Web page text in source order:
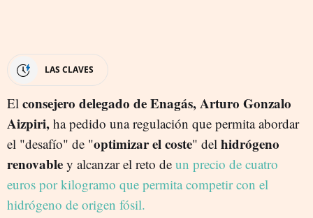
LAS CLAVES
El consejero delegado de Enagás, Arturo Gonzalo
Aizpiri, ha pedido una regulación que permita abordar
el "desafío" de "optimizar el coste" del hidrógeno
renovable y alcanzar el reto de un precio de cuatro
euros por kilogramo que permita competir con el
hidrógeno de origen fósil.